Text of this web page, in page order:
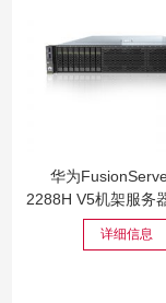
华为
2288H V5机架服务
详细信息